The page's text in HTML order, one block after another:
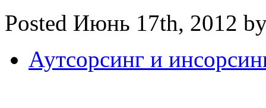
Posted Июнь 17th, 2012
Аутсорсинг и